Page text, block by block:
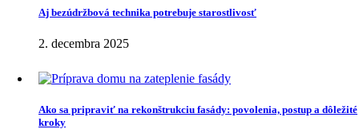
Aj bezúdržbová technika potrebuje starostlivosť
2. decembra 2025
Ako sa pripraviť na rekonštrukciu fasády: povolenia, postup a dôležité
kroky